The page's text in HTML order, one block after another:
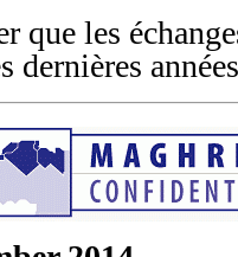
que les
dernières